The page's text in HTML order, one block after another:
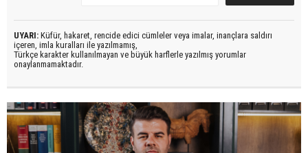
UYARI: Küfür, hakaret, rencide edici cümleler veya imalar, inançlara saldırı
içeren, imla kuralları ile yazılmamış,
Türkçe karakter kullanılmayan ve büyük harflerle yazılmış yorumlar
onaylanmamaktadır.